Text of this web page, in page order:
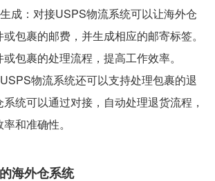
成：对接USPS物流系统可以让海外仓
包裹的邮费，并生成相应的邮寄标签。
包裹的处理流程，提高工作效率。
物流系统还可以支持处理包裹的退
统可以通过对接，自动处理退货流程，
和准确性。
海外仓系统